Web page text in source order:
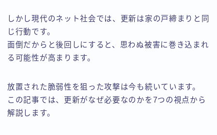
しかし現代のネット社会では、更新は家の戸締まりと同
じ行動です。
面倒だからと後回しにすると、思わぬ被害に巻き込まれ
る可能性が高まります。
放置された脆弱性を狙った攻撃は今も続いています。
この記事では、更新がなぜ必要なのかを7つの視点から
解説します。